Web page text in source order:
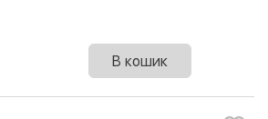
В кошик